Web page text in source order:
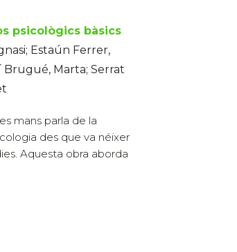
psicològics bàsics
Estaún Ferrer,
Brugué, Marta; Serrat
mans parla de la
des que va néixer
Aquesta obra aborda